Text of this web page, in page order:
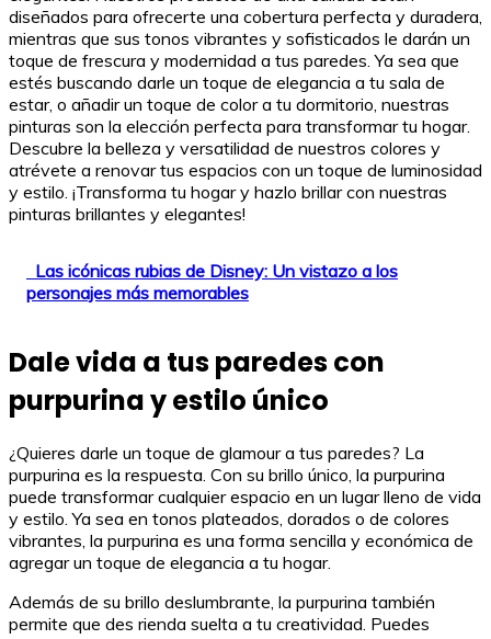
diseñados para ofrecerte una cobertura perfecta y duradera,
mientras que sus tonos vibrantes y sofisticados le darán un
toque de frescura y modernidad a tus paredes. Ya sea que
estés buscando darle un toque de elegancia a tu sala de
estar, o añadir un toque de color a tu dormitorio, nuestras
pinturas son la elección perfecta para transformar tu hogar.
Descubre la belleza y versatilidad de nuestros colores y
atrévete a renovar tus espacios con un toque de luminosidad
y estilo. ¡Transforma tu hogar y hazlo brillar con nuestras
pinturas brillantes y elegantes!
Las icónicas rubias de Disney: Un vistazo a los
personajes más memorables
Dale vida a tus paredes con
purpurina y estilo único
¿Quieres darle un toque de glamour a tus paredes? La
purpurina es la respuesta. Con su brillo único, la purpurina
puede transformar cualquier espacio en un lugar lleno de vida
y estilo. Ya sea en tonos plateados, dorados o de colores
vibrantes, la purpurina es una forma sencilla y económica de
agregar un toque de elegancia a tu hogar.
Además de su brillo deslumbrante, la purpurina también
permite que des rienda suelta a tu creatividad. Puedes